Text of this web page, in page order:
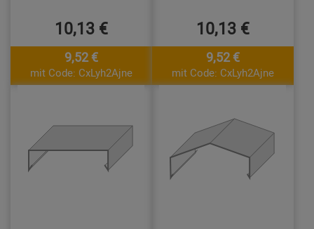
10,13 €
9,52 €
mit Code: CxLyh2Ajne
10,13 €
9,52 €
mit Code: CxLyh2Ajne